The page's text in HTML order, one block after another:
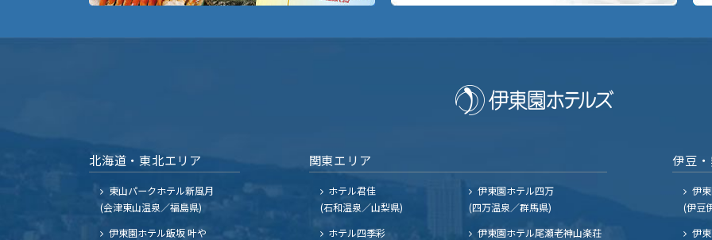
北海道・東北エリア
東山パークホテル新風月
(会津東山温泉／福島県)
伊東園ホテル飯坂 叶や
関東エリア
ホテル君佳
(石和温泉／山梨県)
ホテル四季彩
伊東園ホテル四万
(四万温泉／群馬県)
伊東園ホテル尾瀬老神山楽荘
伊豆
伊
(伊豆
伊